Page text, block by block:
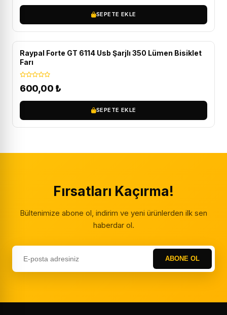
SEPETE EKLE
Raypal Forte GT 6114 Usb Şarjlı 350 Lümen Bisiklet
Farı
600,00 ₺
SEPETE EKLE
Fırsatları Kaçırma!
Bültenimize abone ol, indirim ve yeni ürünlerden ilk sen
haberdar ol.
ABONE OL